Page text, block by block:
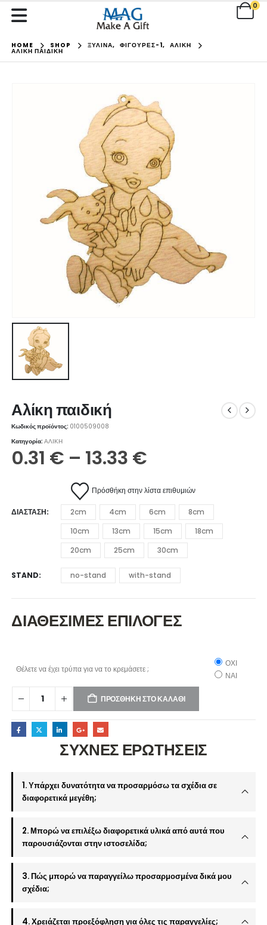
0
HOME SHOP ΞΥΛΙΝΑ, ΦΙΓΟΥΡΕΣ-1, ΑΛΙΚΗ
ΑΛΊΚΗ ΠΑΙΔΙΚΉ
Αλίκη παιδική
Κωδικός προϊόντος: 0100509008
Κατηγορία:ΑΛΙΚΗ
0.31 € – 13.33 €
0.31 €
through
13.33 €
Πρόσθήκη στην λίστα επιθυμιών
ΔΙΆΣΤΑΣΗ 2cm 4cm 6cm
8cm
10cm
13cm 15cm
18cm
20cm
25cm 30cm
STAND no-stand with-stand
ΔΙΑΘΕΣΙΜΕΣ ΕΠΙΛΟΓΕΣ
Θέλετε να έχει τρύπα για να το κρεμάσετε ;
ΟΧΙ
ΝΑΙ
ΠΡΟΣΘΉΚΗ ΣΤΟ ΚΑΛΆΘΙ
ΣΥΧΝΕΣ ΕΡΩΤΗΣΕΙΣ
1. Υπάρχει δυνατότητα να προσαρμόσω τα σχέδια σε
διαφορετικά μεγέθη;
2. Μπορώ να επιλέξω διαφορετικά υλικά από αυτά που
παρουσιάζονται στην ιστοσελίδα;
3. Πώς μπορώ να παραγγείλω προσαρμοσμένα δικά μου
σχέδια;
4. Χρειάζεται προεξόφληση για όλες τις παραγγελίες;